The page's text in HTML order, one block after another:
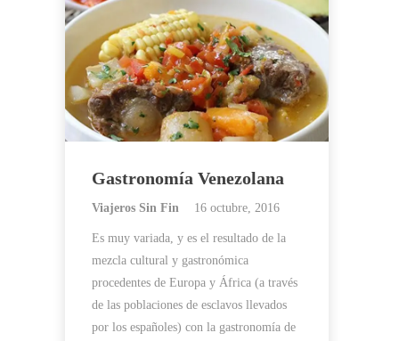
Gastronomía Venezolana
Viajeros Sin Fin 16 octubre, 2016
Es muy variada, y es el resultado de la
mezcla cultural y gastronómica
procedentes de Europa y África (a través
de las poblaciones de esclavos llevados
por los españoles) con la gastronomía de